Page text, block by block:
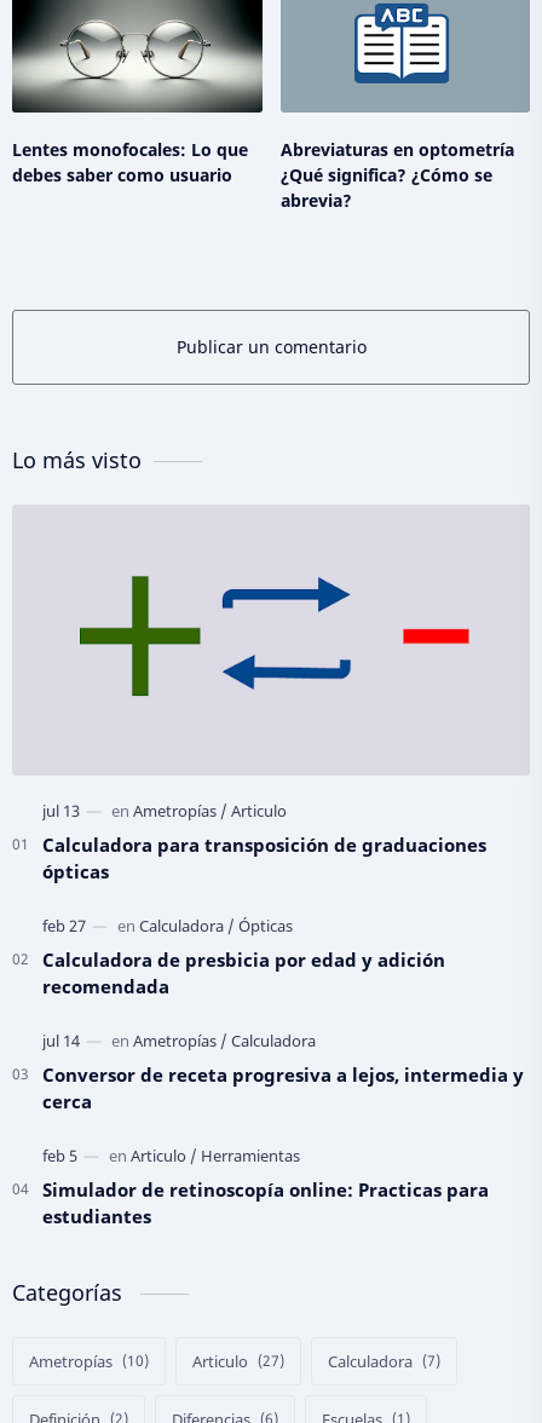
Lentes monofocales: Lo que
debes saber como usuario
Abreviaturas en optometría
¿Qué significa? ¿Cómo se
abrevia?
Publicar un comentario
Lo más visto
Calculadora para transposición de graduaciones
ópticas
Calculadora de presbicia por edad y adición
recomendada
Conversor de receta progresiva a lejos, intermedia y
cerca
Simulador de retinoscopía online: Practicas para
estudiantes
Categorías
Ametropías Articulo Calculadora